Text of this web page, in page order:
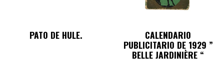
PATO DE HULE. CALENDARIO
PUBLICITARIO DE 1929 ”
BELLE JARDINIÈRE “